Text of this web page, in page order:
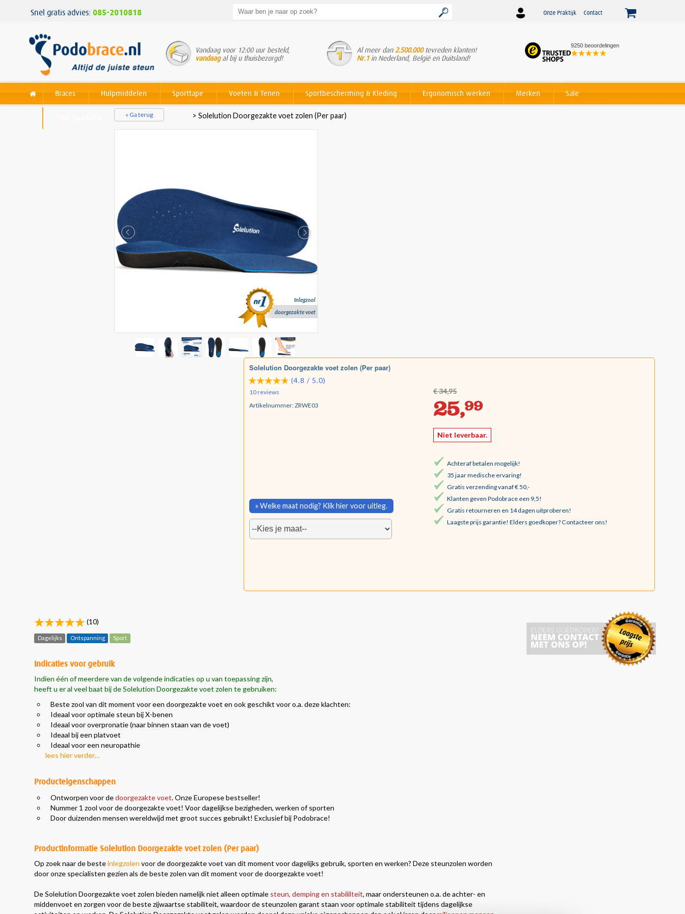
Snel gratis advies: 085-2010818 Onze Praktijk Contact
9250 beoordelingen
Vandaag voor 12:00 uur besteld,
vandaagal bij u thuisbezorgd!
Al meer dan 2.500.000tevreden klanten!
Nr.1in Nederland, België en Duitsland!
WinnaarBeslist Webshop
Award voor beste service!
Braces Hulpmiddelen Sporttape Voeten & Tenen Sportbescherming & Kleding Ergonomisch werken Merken Sale
« Ga terug > Solelution Doorgezakte voet zolen (Per paar)
Inlegzool
doorgezakte voet
€ 34,95
25,99
Niet leverbaar.
Achteraf betalen mogelijk!
35 jaar medische ervaring!
Gratis verzending vanaf € 50,-
Klanten geven Podobrace een 9,5!
Gratis retourneren en 14 dagen uitproberen!
Laagste prijs garantie! Elders goedkoper? Contacteer ons!
Solelution Doorgezakte voet zolen (Per paar)
(4.8 / 5.0)
10 reviews
Artikelnummer:ZRWE03
» Welke maat nodig? Klik hier voor uitleg.
(10)
Dagelijks Ontspanning Sport
Indicaties voor gebruik
Indien één of meerdere van de volgende indicaties op u van toepassing zijn,
heeft u er al veel baat bij de Solelution Doorgezakte voet zolen te gebruiken:
Beste zool van dit moment voor een doorgezakte voet en ook geschikt voor o.a. deze klachten:
Ideaal voor optimale steun bij X-benen
Ideaal voor overpronatie (naar binnen staan van de voet)
Ideaal bij een platvoet
Ideaal voor een neuropathie
lees hier verder…
Producteigenschappen
Ontworpen voor dedoorgezakte voet. Onze Europese bestseller!
Nummer 1 zool voor de doorgezakte voet! Voor dagelijkse bezigheden, werken of sporten
Door duizenden mensen wereldwijd met groot succes gebruikt! Exclusief bij Podobrace!
Productinformatie Solelution Doorgezakte voet zolen (Per paar)
Op zoek naar de besteinlegzolen voor de doorgezakte voet van dit moment voor dagelijks gebruik, sporten en werken? Deze steunzolen worden
door onze specialisten gezien als de beste zolen van dit moment voor de doorgezakte voet!
De Solelution Doorgezakte voet zolen bieden namelijk niet alleen optimale steun, demping en stabililteit, maar ondersteunen o.a. de achter- en
middenvoet en zorgen voor de beste zijwaartse stabiliteit, waardoor de steunzolen garant staan voor optimale stabiliteit tijdens dagelijkse